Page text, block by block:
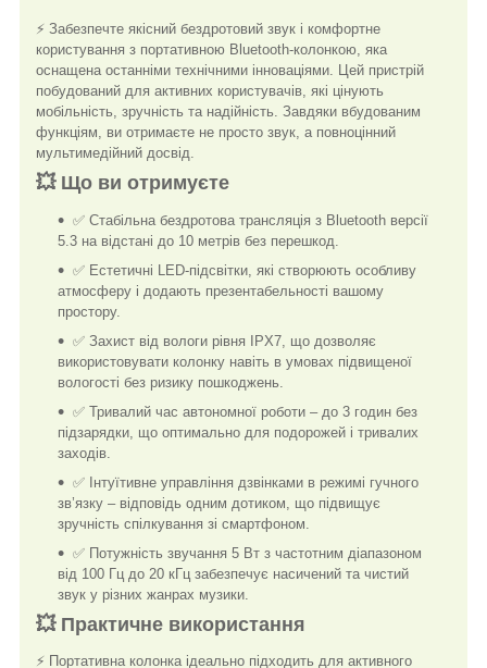
⚡ Забезпечте якісний бездротовий звук і комфортне
користування з портативною Bluetooth-колонкою, яка
оснащена останніми технічними інноваціями. Цей пристрій
побудований для активних користувачів, які цінують
мобільність, зручність та надійність. Завдяки вбудованим
функціям, ви отримаєте не просто звук, а повноцінний
мультимедійний досвід.
💥 Що ви отримуєте
✅ Стабільна бездротова трансляція з Bluetooth версії
5.3 на відстані до 10 метрів без перешкод.
✅ Естетичні LED-підсвітки, які створюють особливу
атмосферу і додають презентабельності вашому
простору.
✅ Захист від вологи рівня IPX7, що дозволяє
використовувати колонку навіть в умовах підвищеної
вологості без ризику пошкоджень.
✅ Тривалий час автономної роботи – до 3 годин без
підзарядки, що оптимально для подорожей і тривалих
заходів.
✅ Інтуїтивне управління дзвінками в режимі гучного
зв’язку – відповідь одним дотиком, що підвищує
зручність спілкування зі смартфоном.
✅ Потужність звучання 5 Вт з частотним діапазоном
від 100 Гц до 20 кГц забезпечує насичений та чистий
звук у різних жанрах музики.
💥 Практичне використання
⚡ Портативна колонка ідеально підходить для активного